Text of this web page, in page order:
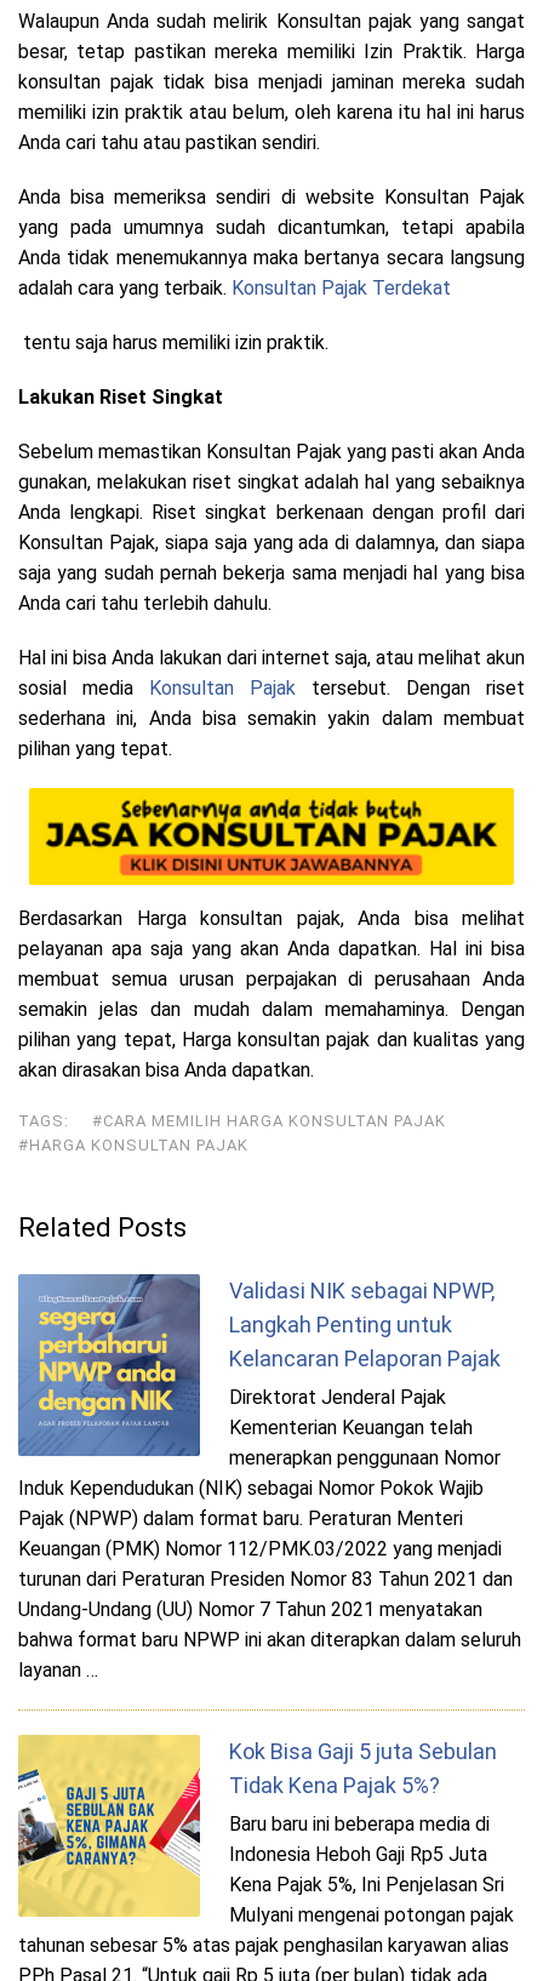
Walaupun Anda sudah melirik Konsultan pajak yang sangat
besar, tetap pastikan mereka memiliki Izin Praktik. Harga
konsultan pajak tidak bisa menjadi jaminan mereka sudah
memiliki izin praktik atau belum, oleh karena itu hal ini harus
Anda cari tahu atau pastikan sendiri.
Anda bisa memeriksa sendiri di website Konsultan Pajak
yang pada umumnya sudah dicantumkan, tetapi apabila
Anda tidak menemukannya maka bertanya secara langsung
adalah cara yang terbaik. Konsultan Pajak Terdekat
tentu saja harus memiliki izin praktik.
Lakukan Riset Singkat
Sebelum memastikan Konsultan Pajak yang pasti akan Anda
gunakan, melakukan riset singkat adalah hal yang sebaiknya
Anda lengkapi. Riset singkat berkenaan dengan profil dari
Konsultan Pajak, siapa saja yang ada di dalamnya, dan siapa
saja yang sudah pernah bekerja sama menjadi hal yang bisa
Anda cari tahu terlebih dahulu.
Hal ini bisa Anda lakukan dari internet saja, atau melihat akun
sosial media Konsultan Pajak tersebut. Dengan riset
sederhana ini, Anda bisa semakin yakin dalam membuat
pilihan yang tepat.
Berdasarkan Harga konsultan pajak, Anda bisa melihat
pelayanan apa saja yang akan Anda dapatkan. Hal ini bisa
membuat semua urusan perpajakan di perusahaan Anda
semakin jelas dan mudah dalam memahaminya. Dengan
pilihan yang tepat, Harga konsultan pajak dan kualitas yang
akan dirasakan bisa Anda dapatkan.
TAGS:
#CARA MEMILIH HARGA KONSULTAN PAJAK
#HARGA KONSULTAN PAJAK
Related Posts
Validasi NIK sebagai NPWP,
Langkah Penting untuk
Kelancaran Pelaporan Pajak
Direktorat Jenderal Pajak
Kementerian Keuangan telah
menerapkan penggunaan Nomor
Induk Kependudukan (NIK) sebagai Nomor Pokok Wajib
Pajak (NPWP) dalam format baru. Peraturan Menteri
Keuangan (PMK) Nomor 112/PMK.03/2022 yang menjadi
turunan dari Peraturan Presiden Nomor 83 Tahun 2021 dan
Undang-Undang (UU) Nomor 7 Tahun 2021 menyatakan
bahwa format baru NPWP ini akan diterapkan dalam seluruh
layanan …
Kok Bisa Gaji 5 juta Sebulan
Tidak Kena Pajak 5%?
Baru baru ini beberapa media di
Indonesia Heboh Gaji Rp5 Juta
Kena Pajak 5%, Ini Penjelasan Sri
Mulyani mengenai potongan pajak
tahunan sebesar 5% atas pajak penghasilan karyawan alias
PPh Pasal 21. “Untuk gaji Rp 5 juta (per bulan) tidak ada